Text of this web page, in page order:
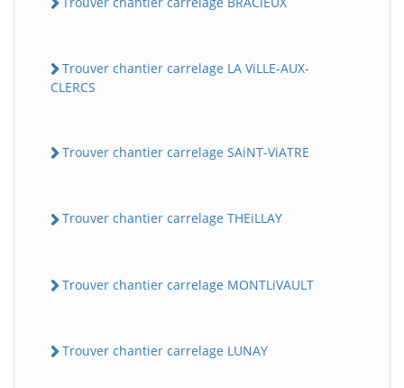
Trouver chantier carrelage LA ViLLE-AUX-
CLERCS
Trouver chantier carrelage SAiNT-ViATRE
Trouver chantier carrelage THEiLLAY
Trouver chantier carrelage MONTLiVAULT
Trouver chantier carrelage LUNAY